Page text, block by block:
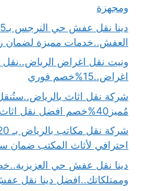
ومجهزة
العفش..خدمات مميزة لضمان
ونيت نقل اغراض
اغراض..15%خصم فوري
شركة نقل اثاث
مُميز40%خصم افضل نقل اثاث بالرياض..اتصل الـأن
احترافي لأثاث المكتب ضمان
وممتلكاتك..افضل دينا نقل